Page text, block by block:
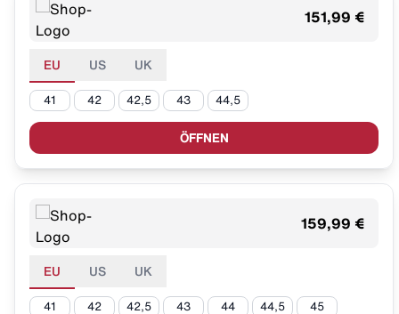
151,99 €
EU US UK
41 42 42,5 43 44,5
ÖFFNEN
159,99 €
EU US UK
41 42 42,5 43 44 44,5 45